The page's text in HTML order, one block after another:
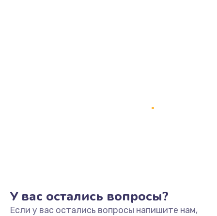
У вас остались вопросы?
Если у вас остались вопросы напишите нам,